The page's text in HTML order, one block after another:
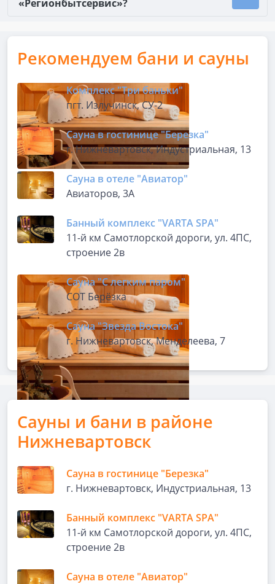
«Регионбытсервис»?
Рекомендуем бани и сауны
Комплекс "Три баньки"
пгт. Излучинск, СУ-2
Сауна в гостинице "Березка"
г. Нижневартовск, Индустриальная, 13
Сауна в отеле "Авиатор"
Авиаторов, 3А
Банный комплекс "VARTA SPA"
11-й км Самотлорской дороги, ул. 4ПС,
строение 2в
Сауна "С легким паром"
СОТ Берёзка
Сауна "Звезда Востока"
г. Нижневартовск, Менделеева, 7
Сауны и бани в районе
Нижневартовск
Сауна в гостинице "Березка"
г. Нижневартовск, Индустриальная, 13
Банный комплекс "VARTA SPA"
11-й км Самотлорской дороги, ул. 4ПС,
строение 2в
Сауна в отеле "Авиатор"